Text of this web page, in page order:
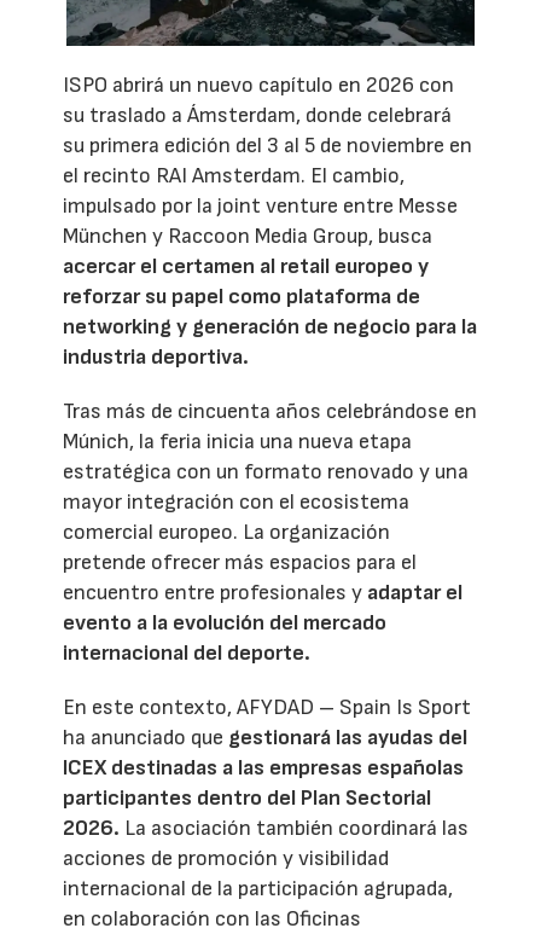
ISPO abrirá un nuevo capítulo en 2026 con
su traslado a Ámsterdam, donde celebrará
su primera edición del 3 al 5 de noviembre en
el recinto RAI Amsterdam. El cambio,
impulsado por la joint venture entre Messe
München y Raccoon Media Group, busca
acercar el certamen al retail europeo y
reforzar su papel como plataforma de
networking y generación de negocio para la
industria deportiva.
Tras más de cincuenta años celebrándose en
Múnich, la feria inicia una nueva etapa
estratégica con un formato renovado y una
mayor integración con el ecosistema
comercial europeo. La organización
pretende ofrecer más espacios para el
encuentro entre profesionales y adaptar el
evento a la evolución del mercado
internacional del deporte.
En este contexto, AFYDAD – Spain Is Sport
ha anunciado que gestionará las ayudas del
ICEX destinadas a las empresas españolas
participantes dentro del Plan Sectorial
2026. La asociación también coordinará las
acciones de promoción y visibilidad
internacional de la participación agrupada,
en colaboración con las Oficinas